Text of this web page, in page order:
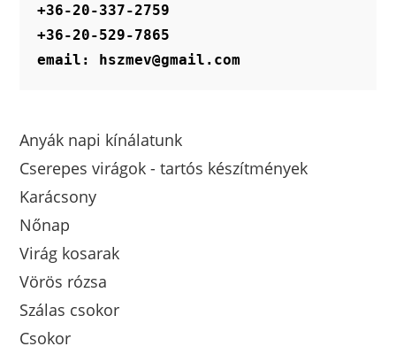
+36-20-337-2759
+36-20-529-7865
email: hszmev@gmail.com
Anyák napi kínálatunk
Cserepes virágok - tartós készítmények
Karácsony
Nőnap
Virág kosarak
Vörös rózsa
Szálas csokor
Csokor